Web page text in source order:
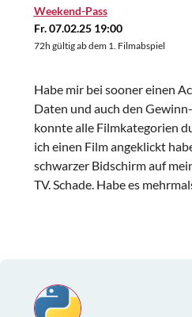
Weekend-Pass
Fr. 07.02.25 19:00
72h gültig ab dem 1. Filmabspiel
Habe mir bei sooner einen
Daten und auch den
konnte alle Filmkategorien
ich einen Film angeklickt
schwarzer Bidschirm auf
TV. Schade. Habe es